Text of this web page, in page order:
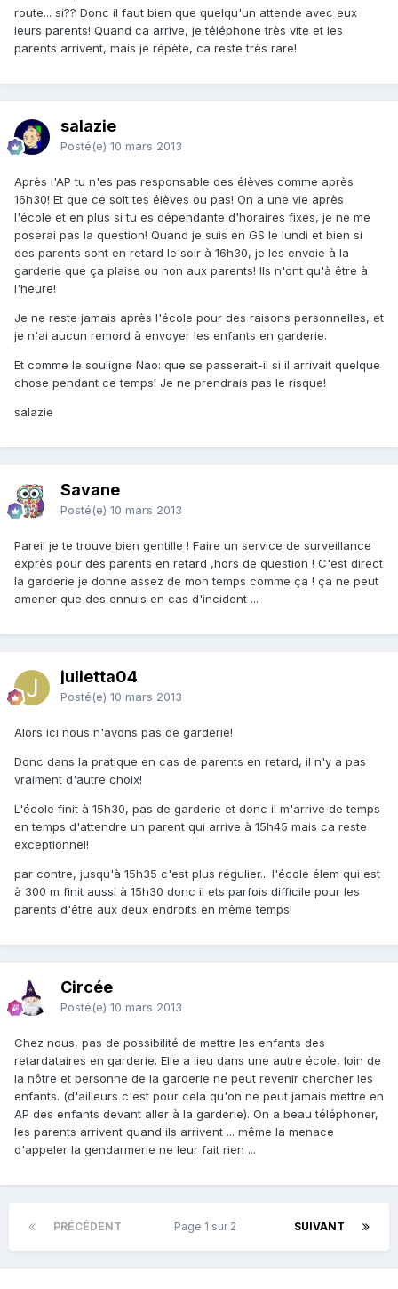
route... si?? Donc il faut bien que quelqu'un attende avec eux
leurs parents! Quand ca arrive, je téléphone très vite et les
parents arrivent, mais je répète, ca reste très rare!
salazie
Posté(e) 10 mars 2013
Après l'AP tu n'es pas responsable des élèves comme après
16h30! Et que ce soit tes élèves ou pas! On a une vie après
l'école et en plus si tu es dépendante d'horaires fixes, je ne me
poserai pas la question! Quand je suis en GS le lundi et bien si
des parents sont en retard le soir à 16h30, je les envoie à la
garderie que ça plaise ou non aux parents! Ils n'ont qu'à être à
l'heure!
Je ne reste jamais après l'école pour des raisons personnelles, et
je n'ai aucun remord à envoyer les enfants en garderie.
Et comme le souligne Nao: que se passerait-il si il arrivait quelque
chose pendant ce temps! Je ne prendrais pas le risque!
salazie
Savane
Posté(e) 10 mars 2013
Pareil je te trouve bien gentille ! Faire un service de surveillance
exprès pour des parents en retard ,hors de question ! C'est direct
la garderie je donne assez de mon temps comme ça ! ça ne peut
amener que des ennuis en cas d'incident ...
julietta04
Posté(e) 10 mars 2013
Alors ici nous n'avons pas de garderie!
Donc dans la pratique en cas de parents en retard, il n'y a pas
vraiment d'autre choix!
L'école finit à 15h30, pas de garderie et donc il m'arrive de temps
en temps d'attendre un parent qui arrive à 15h45 mais ca reste
exceptionnel!
par contre, jusqu'à 15h35 c'est plus régulier... l'école élem qui est
à 300 m finit aussi à 15h30 donc il ets parfois difficile pour les
parents d'être aux deux endroits en même temps!
Circée
Posté(e) 10 mars 2013
Chez nous, pas de possibilité de mettre les enfants des
retardataires en garderie. Elle a lieu dans une autre école, loin de
la nôtre et personne de la garderie ne peut revenir chercher les
enfants. (d'ailleurs c'est pour cela qu'on ne peut jamais mettre en
AP des enfants devant aller à la garderie). On a beau téléphoner,
les parents arrivent quand ils arrivent ... même la menace
d'appeler la gendarmerie ne leur fait rien ...
PRÉCÉDENT SUIVANT
Page 1 sur 2